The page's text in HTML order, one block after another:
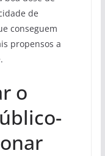
de
conseguem
propensos a
o